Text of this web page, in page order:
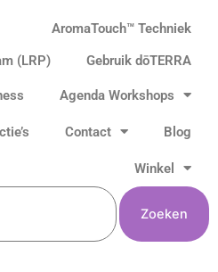
AromaTouch™ Techniek
(LRP)
Gebruik dōTERRA
Agenda Workshops
Contact Blog
Winkel
Zoeken